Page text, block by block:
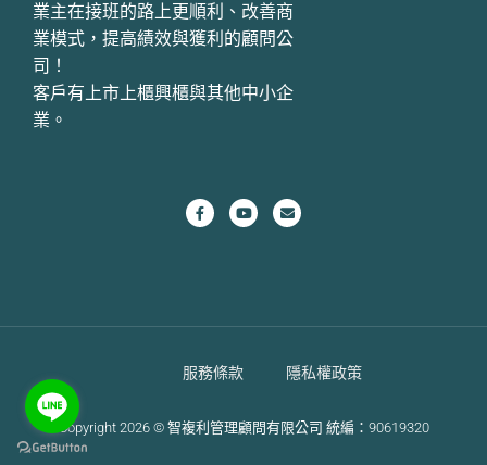
業主在接班的路上更順利、改善商
業模式，提高績效與獲利的顧問公
司！
客戶有上市上櫃興櫃與其他中小企
業。
Copyright 2026 © 智複利管理顧問有限公司 統編：90619320
服務條款 隱私權政策